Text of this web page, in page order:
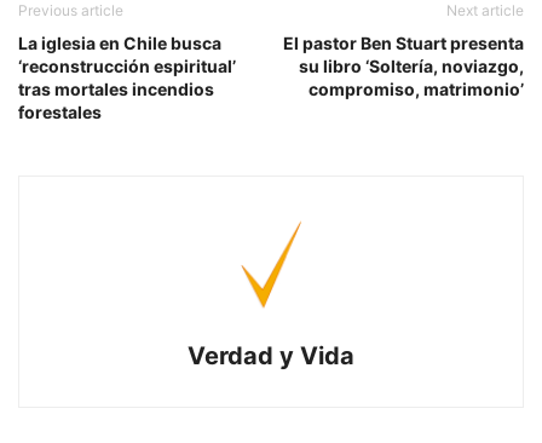
Previous article
La iglesia en Chile busca
‘reconstrucción espiritual’
tras mortales incendios
forestales
Next article
El pastor Ben Stuart presenta
su libro ‘Soltería, noviazgo,
compromiso, matrimonio’
Verdad y Vida